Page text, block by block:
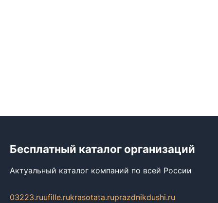
Бесплатный каталог организаций
Актуальный каталог компаний по всей России
03223.ruufille.rukrasotata.ruprazdnikdushi.ru